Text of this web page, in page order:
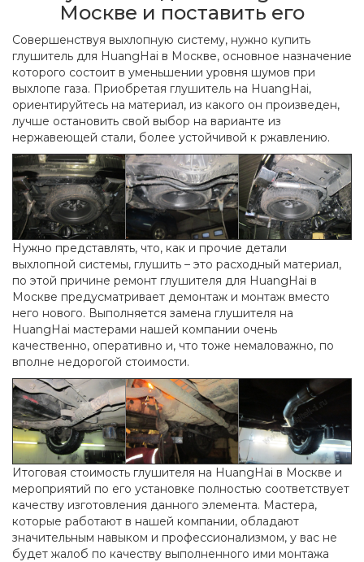
Москве и поставить его
Совершенствуя выхлопную систему, нужно купить
глушитель для HuangHai в Москве, основное назначение
которого состоит в уменьшении уровня шумов при
выхлопе газа. Приобретая глушитель на HuangHai,
ориентируйтесь на материал, из какого он произведен,
лучше остановить свой выбор на варианте из
нержавеющей стали, более устойчивой к ржавлению.
Нужно представлять, что, как и прочие детали
выхлопной системы, глушить – это расходный материал,
по этой причине ремонт глушителя для HuangHai в
Москве предусматривает демонтаж и монтаж вместо
него нового. Выполняется замена глушителя на
HuangHai мастерами нашей компании очень
качественно, оперативно и, что тоже немаловажно, по
вполне недорогой стоимости.
Итоговая стоимость глушителя на HuangHai в Москве и
мероприятий по его установке полностью соответствует
качеству изготовления данного элемента. Мастера,
которые работают в нашей компании, обладают
значительным навыком и профессионализмом, у вас не
будет жалоб по качеству выполненного ими монтажа